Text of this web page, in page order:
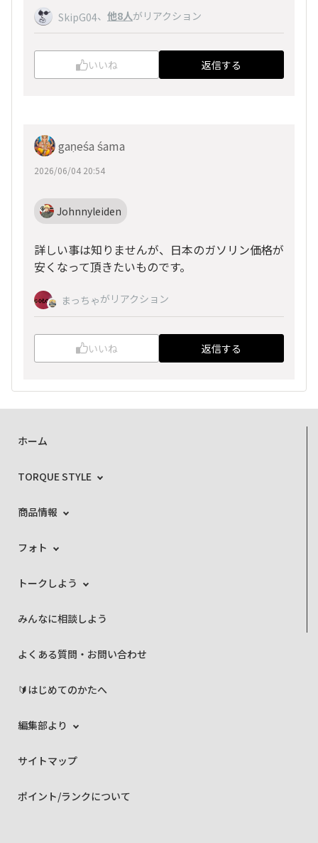
SkipG04、 他8人がリアクション
いいね 返信する
gaṇeśa śama
2026/06/04 20:54
Johnnyleiden
詳しい事は知りませんが、日本のガソリン価格が
安くなって頂きたいものです。
まっちゃがリアクション
いいね 返信する
ホーム
TORQUE STYLE
商品情報
フォト
トークしよう
みんなに相談しよう
よくある質問・お問い合わせ
🔰はじめてのかたへ
編集部より
サイトマップ
ポイント/ランクについて